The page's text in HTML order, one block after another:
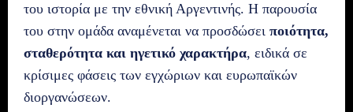
του ιστορία με την εθνική Αργεντινής. Η παρουσία
του στην ομάδα αναμένεται να προσδώσει ποιότητα,
σταθερότητα και ηγετικό χαρακτήρα, ειδικά σε
κρίσιμες φάσεις των εγχώριων και ευρωπαϊκών
διοργανώσεων.